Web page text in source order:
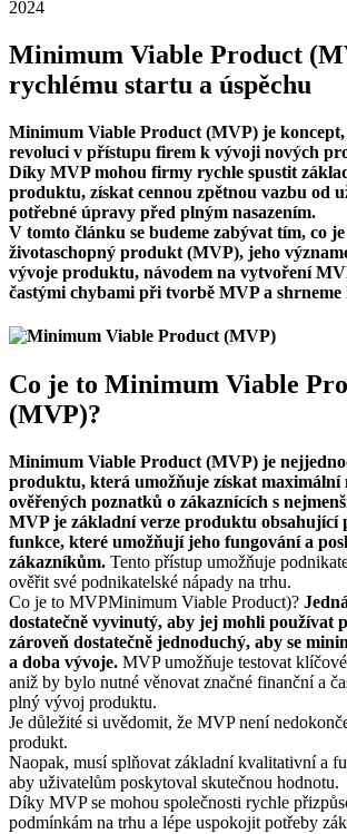
2024
Minimum Viable Product
rychlému startu a úspěchu
Minimum Viable Product (MVP) je
revoluci v přístupu firem k vývoji nových
Díky MVP mohou firmy rychle spustit
produktu, získat cennou zpětnou vazbu od
potřebné úpravy před plným nasazením.
V tomto článku se budeme zabývat tím, co
životaschopný produkt (MVP), jeho
vývoje produktu, návodem na vytvoření
častými chybami při tvorbě MVP a
Co je to Minimum Viable
(MVP)?
Minimum Viable Product (MVP) je
produktu, která umožňuje získat maximální
ověřených poznatků o zákaznících s
MVP je základní verze produktu obsahující
funkce, které umožňují jeho fungování a
zákazníkům. Tento přístup umožňuje
ověřit své podnikatelské nápady na trhu.
Co je to MVPMinimum Viable Product)?
dostatečně vyvinutý, aby jej mohli používat
zároveň dostatečně jednoduchý, aby se
a doba vývoje. MVP umožňuje testovat
aniž by bylo nutné věnovat značné finanční a
plný vývoj produktu.
Je důležité si uvědomit, že MVP není
produkt.
Naopak, musí splňovat základní kvalitativní a
aby uživatelům poskytoval skutečnou hodnotu.
Díky MVP se mohou společnosti rychle
podmínkám na trhu a lépe uspokojit potřeby